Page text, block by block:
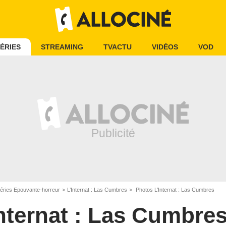
STREAMING TVACTU VIDÉOS VOD
Epouvante-horreur L’Internat : Las Cumbres Photos L’Internat : Las Cumbres
: Las